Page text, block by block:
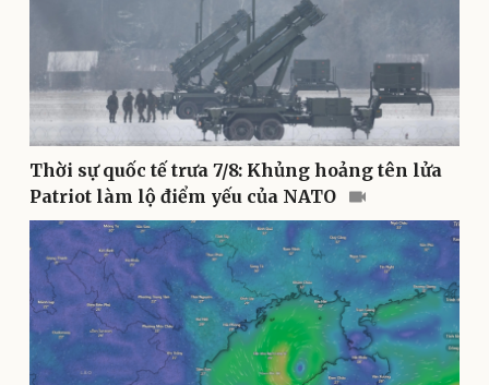
Sức khỏe
Dinh dưỡng - món ngon
Cây thuốc
Sản phụ khoa
Nhi khoa
Làm đẹp - giảm cân
Đời sống
Nhà đẹp
Blog
Tình yêu - Gia đình
Thời sự quốc tế trưa 7/8: Khủng hoảng tên lửa
Patriot làm lộ điểm yếu của NATO